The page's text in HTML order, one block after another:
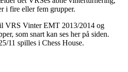
i fire eller fem grupper.
VRS Vinter EMT 2013/2014 og
som snart kan ses her på siden.
11 spilles i Chess House.